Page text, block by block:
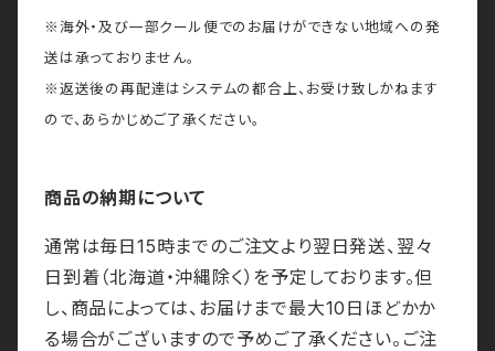
※海外・及び一部クール便でのお届けができない地域への発
送は承っておりません。
※返送後の再配達はシステムの都合上、お受け致しかねます
ので、あらかじめご了承ください。
商品の納期について
通常は毎日15時までのご注文より翌日発送、翌々
日到着（北海道・沖縄除く）を予定しております。但
し、商品によっては、お届けまで最大10日ほどかか
る場合がございますので予めご了承ください。ご注